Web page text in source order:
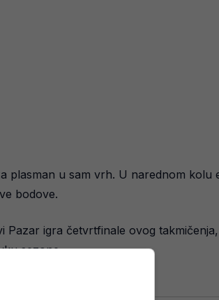
plasman u sam vrh. U narednom kolu
bodove.
igra četvrtfinale ovog
sezone.